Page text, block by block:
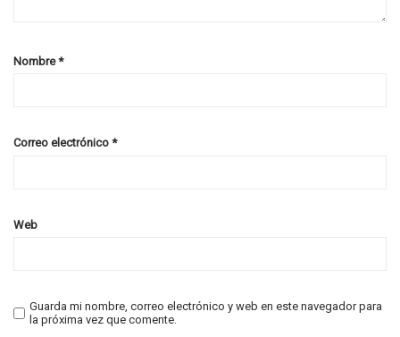
Nombre*
Correo electrónico *
Web
Guarda mi nombre, correo electrónico y web en este navegador para
la próxima vez que comente.